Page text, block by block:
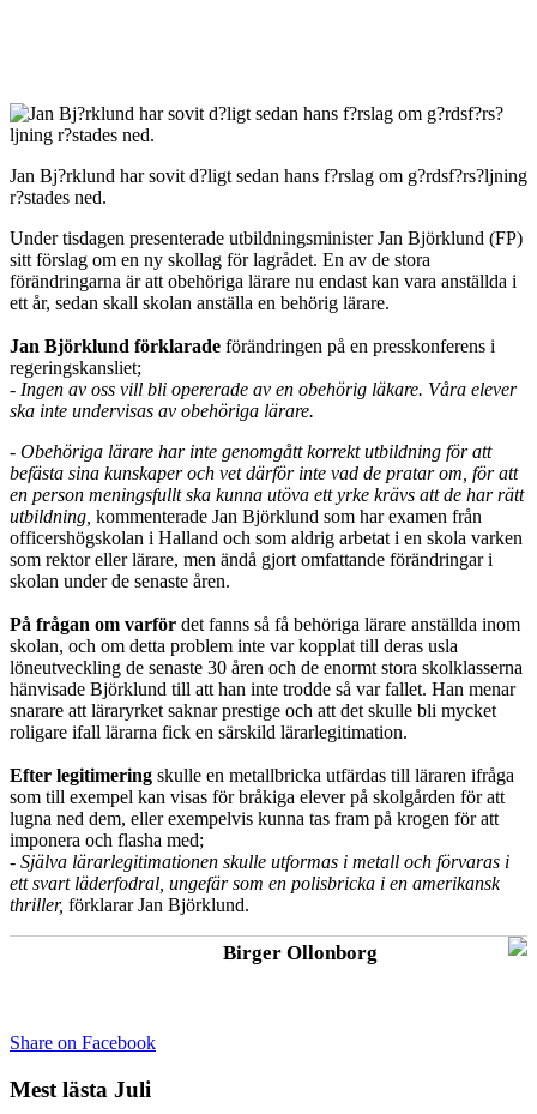
Jan Bj?rklund har sovit d?ligt sedan hans f?rslag om g?rdsf?rs?ljning
r?stades ned.
Under tisdagen presenterade utbildningsminister Jan Björklund (FP)
sitt förslag om en ny skollag för lagrådet. En av de stora
förändringarna är att obehöriga lärare nu endast kan vara anställda i
ett år, sedan skall skolan anställa en behörig lärare.
Jan Björklund förklarade förändringen på en presskonferens i
regeringskansliet;
- Ingen av oss vill bli opererade av en obehörig läkare. Våra elever
ska inte undervisas av obehöriga lärare.
- Obehöriga lärare har inte genomgått korrekt utbildning för att
befästa sina kunskaper och vet därför inte vad de pratar om, för att
en person meningsfullt ska kunna utöva ett yrke krävs att de har rätt
utbildning, kommenterade Jan Björklund som har examen från
officershögskolan i Halland och som aldrig arbetat i en skola varken
som rektor eller lärare, men ändå gjort omfattande förändringar i
skolan under de senaste åren.
På frågan om varför det fanns så få behöriga lärare anställda inom
skolan, och om detta problem inte var kopplat till deras usla
löneutveckling de senaste 30 åren och de enormt stora skolklasserna
hänvisade Björklund till att han inte trodde så var fallet. Han menar
snarare att läraryrket saknar prestige och att det skulle bli mycket
roligare ifall lärarna fick en särskild lärarlegitimation.
Efter legitimering skulle en metallbricka utfärdas till läraren ifråga
som till exempel kan visas för bråkiga elever på skolgården för att
lugna ned dem, eller exempelvis kunna tas fram på krogen för att
imponera och flasha med;
- Själva lärarlegitimationen skulle utformas i metall och förvaras i
ett svart läderfodral, ungefär som en polisbricka i en amerikansk
thriller, förklarar Jan Björklund.
Birger Ollonborg
Share on Facebook
Mest lästa Juli